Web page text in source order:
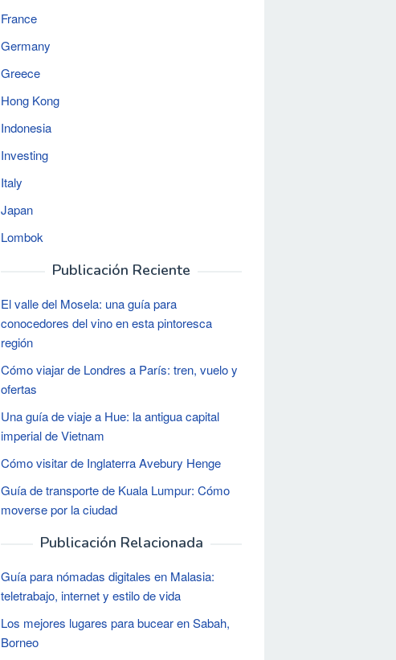
France
Germany
Greece
Hong Kong
Indonesia
Investing
Italy
Japan
Lombok
Publicación Reciente
El valle del Mosela: una guía para
conocedores del vino en esta pintoresca
región
Cómo viajar de Londres a París: tren, vuelo y
ofertas
Una guía de viaje a Hue: la antigua capital
imperial de Vietnam
Cómo visitar de Inglaterra Avebury Henge
Guía de transporte de Kuala Lumpur: Cómo
moverse por la ciudad
Publicación Relacionada
Guía para nómadas digitales en Malasia:
teletrabajo, internet y estilo de vida
Los mejores lugares para bucear en Sabah,
Borneo